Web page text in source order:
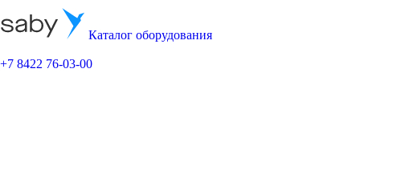
Каталог оборудования
+7 8422 76-03-00